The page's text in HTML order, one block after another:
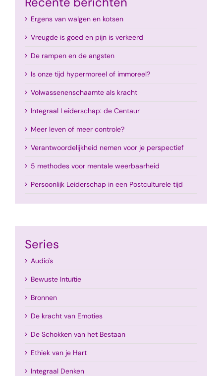
Ergens van walgen en kotsen
Vreugde is goed en pijn is verkeerd
De rampen en de angsten
Is onze tijd hypermoreel of immoreel?
Volwassenenschaamte als kracht
Integraal Leiderschap: de Centaur
Meer leven of meer controle?
Verantwoordelijkheid nemen voor je perspectief
5 methodes voor mentale weerbaarheid
Persoonlijk Leiderschap in een Postculturele tijd
Series
Audio's
Bewuste Intuïtie
Bronnen
De kracht van Emoties
De Schokken van het Bestaan
Ethiek van je Hart
Integraal Denken